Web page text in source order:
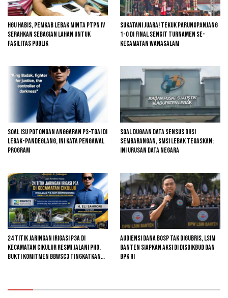
HGU Habis, Pemkab Lebak Minta PTPN IV
Serahkan Sebagian Lahan untuk
Fasilitas Publik
Sukatani Juara! Tekuk Parungpanjang
1-0 di Final Sengit Turnamen se-
Kecamatan Wanasalam
Soal Isu Potongan Anggaran P3-TGAI di
Lebak-Pandeglang, Ini Kata Pengawal
Program
Soal Dugaan Data Sensus Diisi
Sembarangan, SMSI Lebak Tegaskan:
Ini Urusan Data Negara
24 Titik Jaringan Irigasi P3A di
Kecamatan Cikulur Resmi Jalani PHO,
Bukti Komitmen BBWSC3 Tingkatkan
Audiensi Dana BOSP Tak Digubris, LSIM
Banten Siapkan Aksi di Disdikbud dan
BPK RI